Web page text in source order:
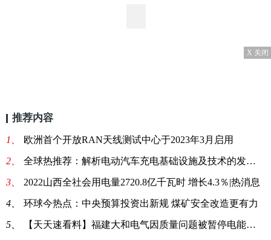
X 关闭
推荐内容
1、 欧洲首个开放RAN天线测试中心于2023年3月启用
2、 全球热推荐：解析电动汽车充电基础设施及技术的发展趋势
3、 2022山西全社会用电量2720.8亿千瓦时 增长4.3％|热消息
4、 环球今热点：中央预算投资出新规 煤矿安全改造更有力
5、 【天天速看料】福建大和电气因质量问题被暂停电能计量箱中标资格6个月